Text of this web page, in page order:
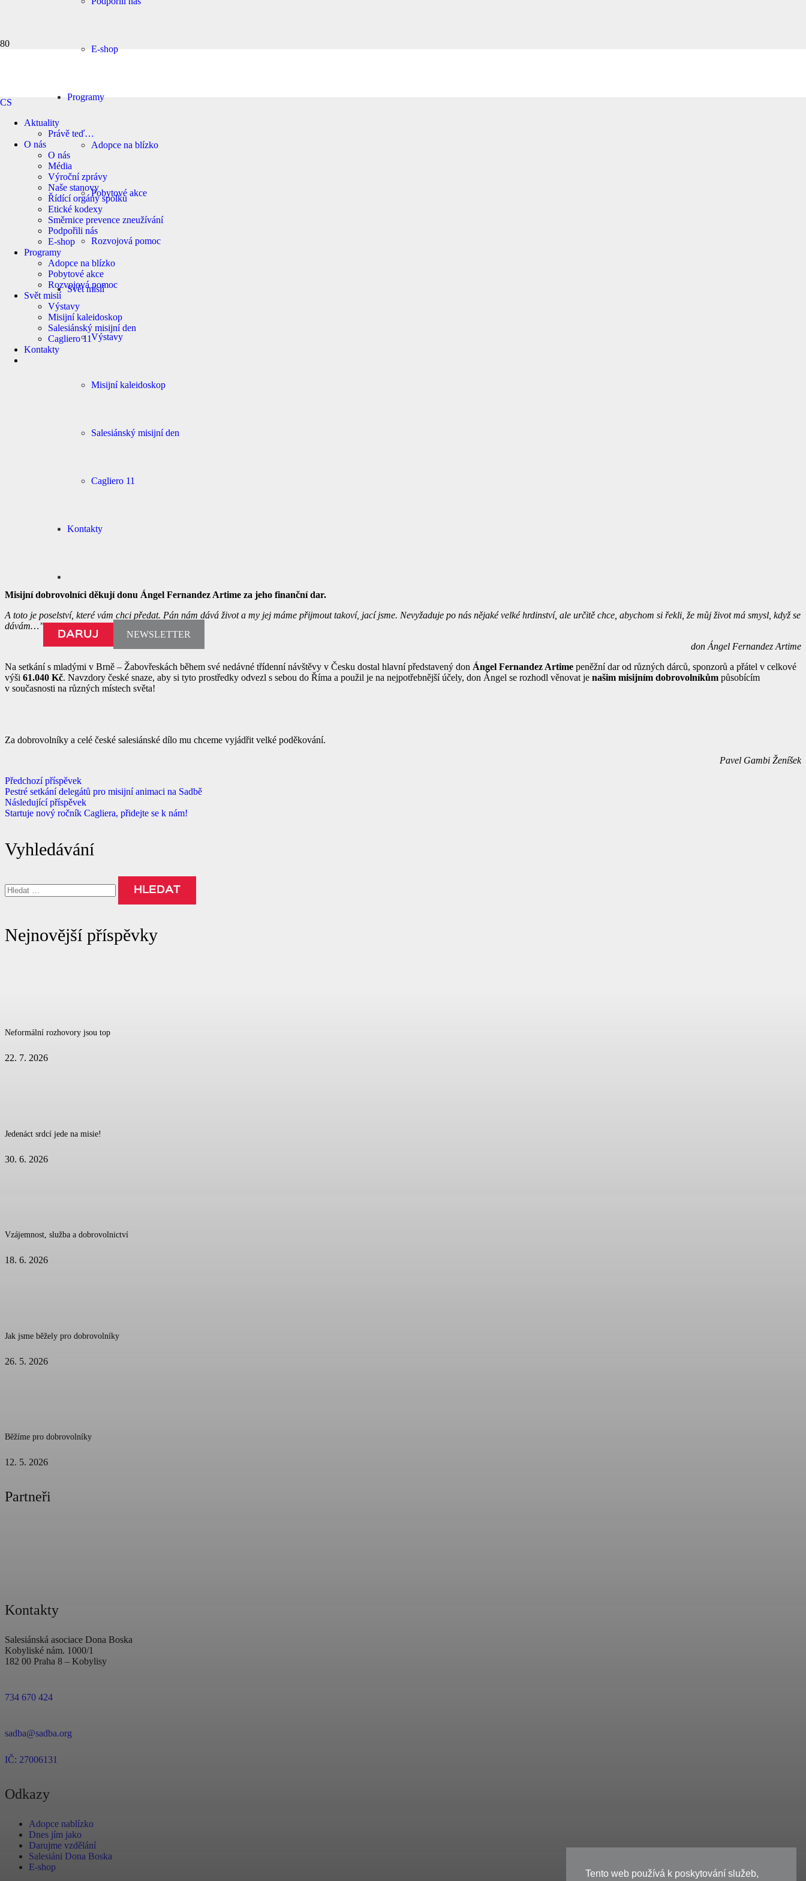
Tento web používá k poskytování služeb,
E-shop
Programy
Adopce na blízko
Pobytové akce
Rozvojová pomoc
Svět misií
Výstavy
Misijní kaleidoskop
Salesiánský misijní den
Cagliero 11
Kontakty
DARUJ NEWSLETTER
CS
Aktuality
Právě teď…
O nás
O nás
Média
Výroční zprávy
Naše stanovy
Řídící orgány spolku
Etické kodexy
Směrnice prevence zneužívání
Podpořili nás
E-shop
Programy
Adopce na blízko
Pobytové akce
Rozvojová pomoc
Svět misií
Výstavy
Misijní kaleidoskop
Salesiánský misijní den
Cagliero 11
Kontakty
Misijní dobrovolníci děkují donu Ángel Fernandez Artime za jeho finanční dar.
A toto je poselství, které vám chci předat. Pán nám dává život a my jej máme přijmout takoví, jací jsme. Nevyžaduje po nás nějaké velké hrdinství, ale určitě chce, abychom si řekli, že můj život má smysl, když se
dávám…”
don Ángel Fernandez Artime
Na setkání s mladými v Brně – Žabovřeskách během své nedávné třídenní návštěvy v Česku dostal hlavní představený don Ángel Fernandez Artime peněžní dar od různých dárců, sponzorů a přátel v celkové
výši 61.040 Kč. Navzdory české snaze, aby si tyto prostředky odvezl s sebou do Říma a použil je na nejpotřebnější účely, don Ángel se rozhodl věnovat je našim misijním dobrovolníkům působícím
v současnosti na různých místech světa!
Za dobrovolníky a celé české salesiánské dílo mu chceme vyjádřit velké poděkování.
Pavel Gambi Ženíšek
Předchozí příspěvek
Pestré setkání delegátů pro misijní animaci na Sadbě
Následující příspěvek
Startuje nový ročník Cagliera, přidejte se k nám!
Vyhledávání
Nejnovější příspěvky
Neformální rozhovory jsou top
22. 7. 2026
Jedenáct srdcí jede na misie!
30. 6. 2026
Vzájemnost, služba a dobrovolnictví
18. 6. 2026
Jak jsme běžely pro dobrovolníky
26. 5. 2026
Běžíme pro dobrovolníky
12. 5. 2026
Partneři
Kontakty
Salesiánská asociace Dona Boska
Kobyliské nám. 1000/1
182 00 Praha 8 – Kobylisy
734 670 424
sadba@sadba.org
IČ: 27006131
Odkazy
Adopce nablízko
Dnes jím jako
Darujme vzdělání
Salesiáni Dona Boska
E-shop